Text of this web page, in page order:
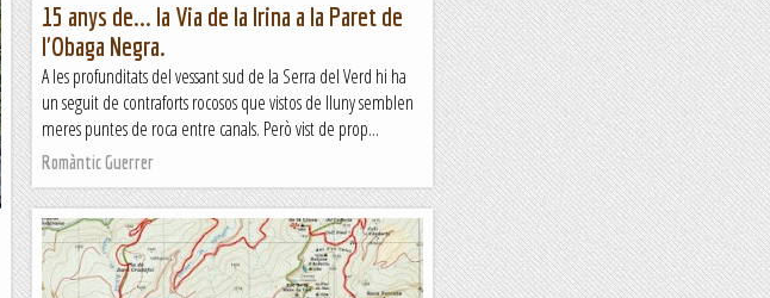
15 anys de... la Via de la Irina a la Paret de
l'Obaga Negra.
A les profunditats del vessant sud de la Serra del Verd hi ha
un seguit de contraforts rocosos que vistos de lluny semblen
meres puntes de roca entre canals. Però vist de prop...
Romàntic Guerrer